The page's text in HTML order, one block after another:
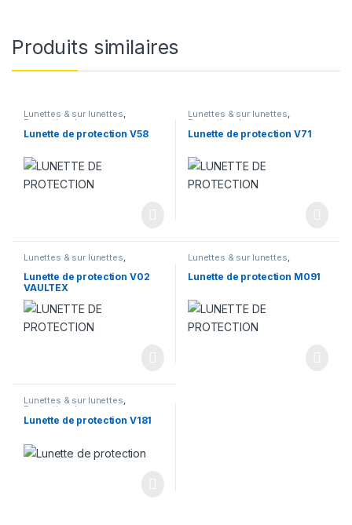
Produits similaires
Lunettes & sur lunettes,
Protection des yeux
Lunette de protection V58
Lunettes & sur lunettes,
Protection des yeux
Lunette de protection V71
Lunettes & sur lunettes,
Lunette de protection V02
VAULTEX
Lunettes & sur lunettes,
Lunette de protection M091
Lunettes & sur lunettes,
Protection des yeux
Lunette de protection V181